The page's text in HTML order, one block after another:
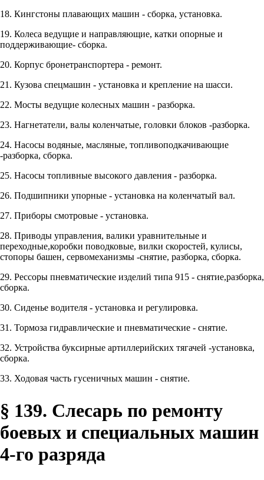
18. Кингстоны плавающих машин - сборка, установка.
19. Колеса ведущие и направляющие, катки опорные и
поддерживающие- сборка.
20. Корпус бронетранспортера - ремонт.
21. Кузова спецмашин - установка и крепление на шасси.
22. Мосты ведущие колесных машин - разборка.
23. Нагнетатели, валы коленчатые, головки блоков -разборка.
24. Насосы водяные, масляные, топливоподкачивающие
-разборка, сборка.
25. Насосы топливные высокого давления - разборка.
26. Подшипники упорные - установка на коленчатый вал.
27. Приборы смотровые - установка.
28. Приводы управления, валики уравнительные и
переходные,коробки поводковые, вилки скоростей, кулисы,
стопоры башен, сервомеханизмы -снятие, разборка, сборка.
29. Рессоры пневматические изделий типа 915 - снятие,разборка,
сборка.
30. Сиденье водителя - установка и регулировка.
31. Тормоза гидравлические и пневматические - снятие.
32. Устройства буксирные артиллерийских тягачей -установка,
сборка.
33. Ходовая часть гусеничных машин - снятие.
§ 139. Слесарь по ремонту
боевых и специальных машин
4-го разряда